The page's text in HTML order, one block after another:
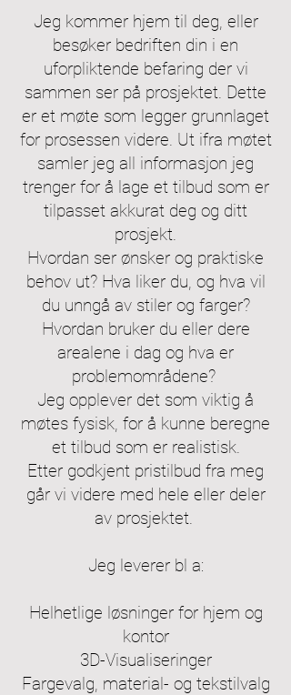
Jeg kommer hjem til deg, eller
besøker bedriften din i en
uforpliktende befaring der vi
sammen ser på prosjektet. Dette
er et møte som legger grunnlaget
for prosessen videre. Ut ifra møtet
samler jeg all informasjon jeg
trenger for å lage et tilbud som er
tilpasset akkurat deg og ditt
prosjekt.
Hvordan ser ønsker og praktiske
behov ut? Hva liker du, og hva vil
du unngå av stiler og farger?
Hvordan bruker du eller dere
arealene i dag og hva er
problemområdene?
Jeg opplever det som viktig å
møtes fysisk, for å kunne beregne
et tilbud som er realistisk.
Etter godkjent pristilbud fra meg
går vi videre med hele eller deler
av prosjektet.
Jeg leverer bl a:
Helhetlige løsninger for hjem og
kontor
3D-Visualiseringer
Fargevalg, material- og tekstilvalg